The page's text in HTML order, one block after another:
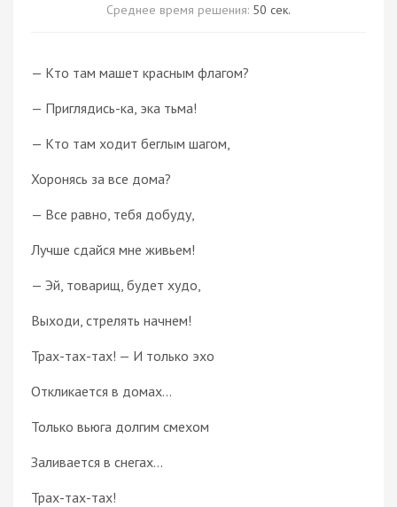
Среднее время решения: 50 сек.
— Кто там машет красным флагом?
— Приглядись-ка, эка тьма!
— Кто там ходит беглым шагом,
Хоронясь за все дома?
— Все равно, тебя добуду,
Лучше сдайся мне живьем!
— Эй, товарищ, будет худо,
Выходи, стрелять начнем!
Трах-тах-тах! — И только эхо
Откликается в домах...
Только вьюга долгим смехом
Заливается в снегах...
Трах-тах-тах!